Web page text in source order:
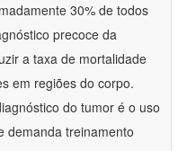
30% de todos
precoce da
a taxa de mortalidade
em regiões do corpo.
do tumor é o uso
demanda treinamento